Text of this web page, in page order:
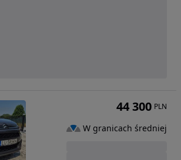
44 300 PLN
W granicach średniej